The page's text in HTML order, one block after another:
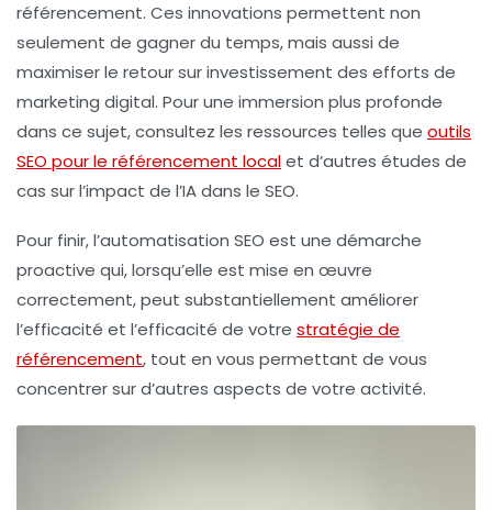
référencement. Ces innovations permettent non
seulement de gagner du temps, mais aussi de
maximiser le retour sur investissement des efforts de
marketing digital. Pour une immersion plus profonde
dans ce sujet, consultez les ressources telles que outils
SEO pour le référencement localet d’autres études de
cas sur l’impact de l’IA dans le SEO.
Pour finir, l’automatisation SEO est une démarche
proactive qui, lorsqu’elle est mise en œuvre
correctement, peut substantiellement améliorer
l’efficacité et l’efficacité de votre stratégie de
référencement, tout en vous permettant de vous
concentrer sur d’autres aspects de votre activité.